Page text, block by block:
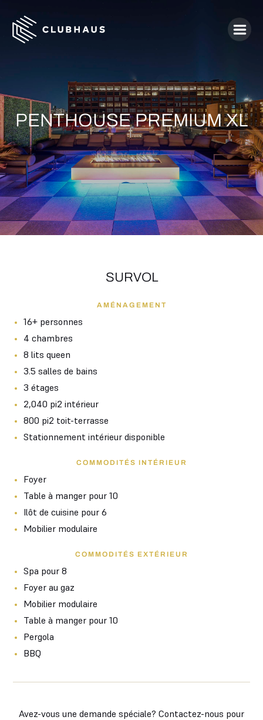
PENTHOUSE PREMIUM XL
SURVOL
AMÉNAGEMENT
16+ personnes
4 chambres
8 lits queen
3.5 salles de bains
3 étages
2,040 pi2 intérieur
800 pi2 toit-terrasse
Stationnement intérieur disponible
COMMODITÉS INTÉRIEUR
Foyer
Table à manger pour 10
Ilôt de cuisine pour 6
Mobilier modulaire
COMMODITÉS EXTÉRIEUR
Spa pour 8
Foyer au gaz
Mobilier modulaire
Table à manger pour 10
Pergola
BBQ
Avez-vous une demande spéciale? Contactez-nous pour